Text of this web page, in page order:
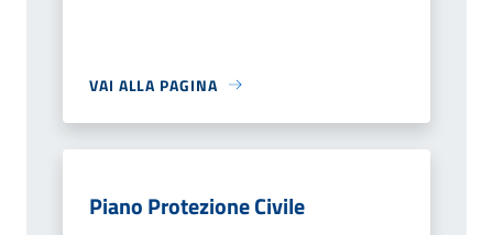
VAI ALLA PAGINA
Piano Protezione Civile